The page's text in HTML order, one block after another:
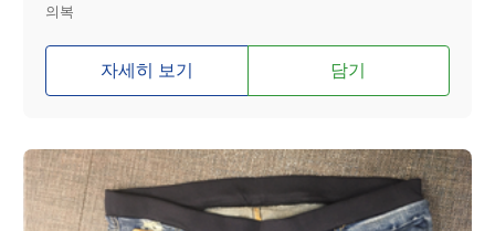
의복
자세히 보기 담기